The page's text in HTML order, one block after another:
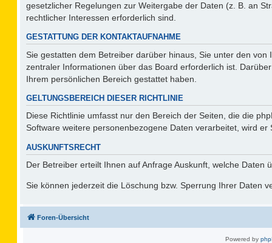
gesetzlicher Regelungen zur Weitergabe der Daten (z. B. an
rechtlicher Interessen erforderlich sind.
GESTATTUNG DER KONTAKTAUFNAHME
Sie gestatten dem Betreiber darüber hinaus, Sie unter den
zentraler Informationen über das Board erforderlich ist.
Ihrem persönlichen Bereich gestattet haben.
GELTUNGSBEREICH DIESER RICHTLINIE
Diese Richtlinie umfasst nur den Bereich der Seiten, die die
Software weitere personenbezogene Daten verarbeitet, wird
AUSKUNFTSRECHT
Der Betreiber erteilt Ihnen auf Anfrage Auskunft, welche Daten
Sie können jederzeit die Löschung bzw. Sperrung Ihrer Daten
Foren-Übersicht
Powered by